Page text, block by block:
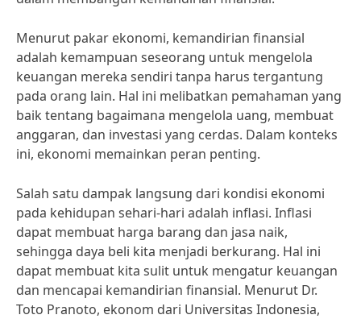
Menurut pakar ekonomi, kemandirian finansial
adalah kemampuan seseorang untuk mengelola
keuangan mereka sendiri tanpa harus tergantung
pada orang lain. Hal ini melibatkan pemahaman yang
baik tentang bagaimana mengelola uang, membuat
anggaran, dan investasi yang cerdas. Dalam konteks
ini, ekonomi memainkan peran penting.
Salah satu dampak langsung dari kondisi ekonomi
pada kehidupan sehari-hari adalah inflasi. Inflasi
dapat membuat harga barang dan jasa naik,
sehingga daya beli kita menjadi berkurang. Hal ini
dapat membuat kita sulit untuk mengatur keuangan
dan mencapai kemandirian finansial. Menurut Dr.
Toto Pranoto, ekonom dari Universitas Indonesia,